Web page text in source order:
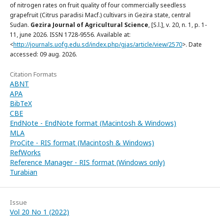
of nitrogen rates on fruit quality of four commercially seedless
grapefruit (Citrus paradisi Macf.) cultivars in Gezira state, central
Sudan. Gezira Journal of Agricultural Science, [S.l.], v. 20, n. 1, p. 1-
11, june 2026. ISSN 1728-9556. Available at:
<http://journals.uofg.edu.sd/index.php/gjas/article/view/2570>. Date
accessed: 09 aug. 2026.
Citation Formats
ABNT
APA
BibTeX
CBE
EndNote - EndNote format (Macintosh & Windows)
MLA
ProCite - RIS format (Macintosh & Windows)
RefWorks
Reference Manager - RIS format (Windows only)
Turabian
Issue
Vol 20 No 1 (2022)